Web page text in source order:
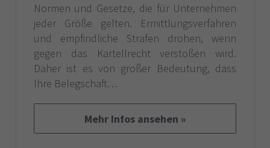
Normen und Gesetze, die für Unternehmen
jeder Größe gelten. Ermittlungsverfahren
und empfindliche Strafen drohen, wenn
gegen das Kartellrecht verstoßen wird.
Daher ist es von großer Bedeutung, dass
Ihre Belegschaft…
Mehr Infos ansehen »